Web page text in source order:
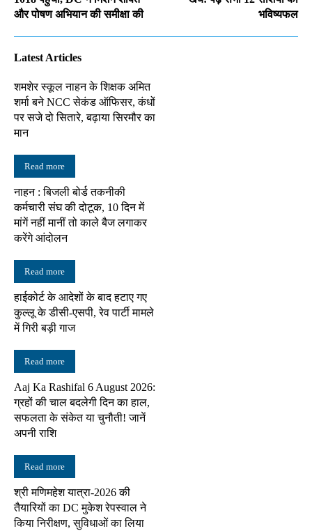
और पोषण अभियान की समीक्षा की
भविष्यफल
Latest Articles
शमशेर स्कूल नाहन के शिक्षक अमित
शर्मा बने NCC सेकंड ऑफिसर, कंधों
पर सजे दो सितारे, बढ़ाया सिरमौर का
मान
Read more
नाहन : बिजली बोर्ड तकनीकी
कर्मचारी संघ की दोटूक, 10 दिन में
मांगें नहीं मानीं तो काले बैज लगाकर
करेंगे आंदोलन
Read more
हाईकोर्ट के आदेशों के बाद हटाए गए
कुल्लू के डीसी-एसपी, रेव पार्टी मामले
में गिरी बड़ी गाज
Read more
Aaj Ka Rashifal 6 August 2026:
ग्रहों की चाल बदलेगी दिन का हाल,
सफलता के संकेत या चुनौती! जानें
अपनी राशि
Read more
श्री मणिमहेश यात्रा-2026 की
तैयारियों का DC मुकेश रेपस्वाल ने
किया निरीक्षण, सुविधाओं का लिया